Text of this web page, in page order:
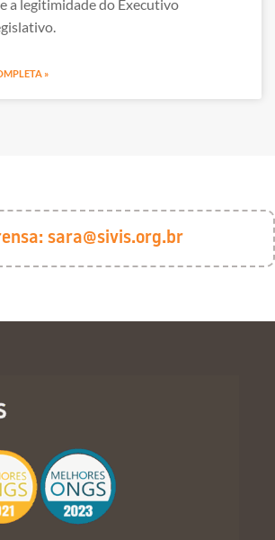
a legitimidade do Executivo
»
sara@sivis.org.br